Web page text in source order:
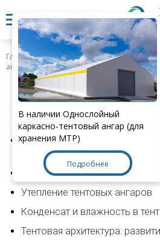
Главная > Полезная информация >
ангарах
Полезная информация:
Онлайн калькулятор
нагрузки по РФ
Сравнение тентового и
Утепление тентовых ангаров
Конденсат и влажность в
Тентовая архитектура:
В наличии Однослойный
каркасно-тентовый ангар (для
хранения МТР)
Подробнее